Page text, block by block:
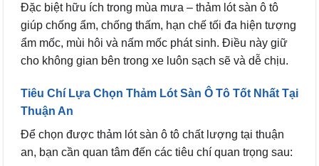
Đặc biệt hữu ích trong mùa mưa – thảm lót sàn ô tô
giúp chống ẩm, chống thấm, hạn chế tối đa hiện tượng
ẩm mốc, mùi hôi và nấm mốc phát sinh. Điều này giữ
cho không gian bên trong xe luôn sạch sẽ và dễ chịu.
Tiêu Chí Lựa Chọn Thảm Lót Sàn Ô Tô Tốt Nhất Tại
Thuận An
Để chọn được thảm lót sàn ô tô chất lượng tại thuận
an, bạn cần quan tâm đến các tiêu chí quan trọng sau: